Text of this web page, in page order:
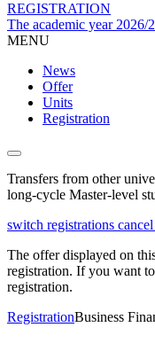
REGISTRATION
The academic year 2026/
MENU
News
Offer
Units
Registration
Transfers from other
long-cycle Master-level
switch registrations
The offer displayed on
registration. If you want
registration.
RegistrationBusiness